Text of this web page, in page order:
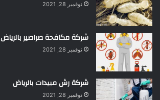
نوفمبر 28, 2021
شركة مكافحة صراصير بالرياض
نوفمبر 28, 2021
شركة رش مبيدات بالرياض
نوفمبر 28, 2021